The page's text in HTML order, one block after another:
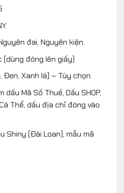
đai, Nguyên kiện.
(dùng đóng lên giấy)
Đen, Xanh lá) – Tùy chọn.
Mã Số Thuế, Dấu SHOP,
Thể, dấu địa chỉ đóng vào
Shiny (Đài Loan), mẫu mã